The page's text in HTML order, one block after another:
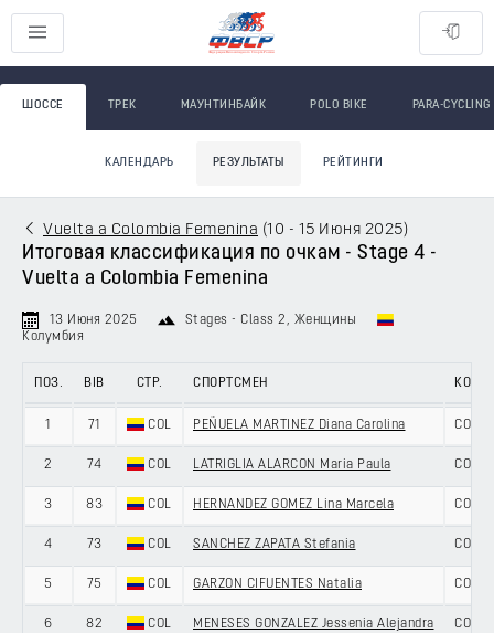
ШОССЕ ТРЕК МАУНТИНБАЙК POLO BIKE PARA-CYCLING
КАЛЕНДАРЬ РЕЗУЛЬТАТЫ РЕЙТИНГИ
Vuelta a Colombia Femenina (10 - 15 Июня 2025)
Итоговая классификация по очкам - Stage 4 -
Vuelta a Colombia Femenina
13 Июня 2025 Stages - Class 2 , Женщины
Колумбия
ПОЗ. BIB СТР. СПОРТСМЕН
1 71 COL PEÑUELA MARTINEZ Diana Carolina
2 74 COL LATRIGLIA ALARCON Maria Paula
3 83 COL HERNANDEZ GOMEZ Lina Marcela
4 73 COL SANCHEZ ZAPATA Stefania
5 75 COL GARZON CIFUENTES Natalia
6 82 COL MENESES GONZALEZ Jessenia Alejandra